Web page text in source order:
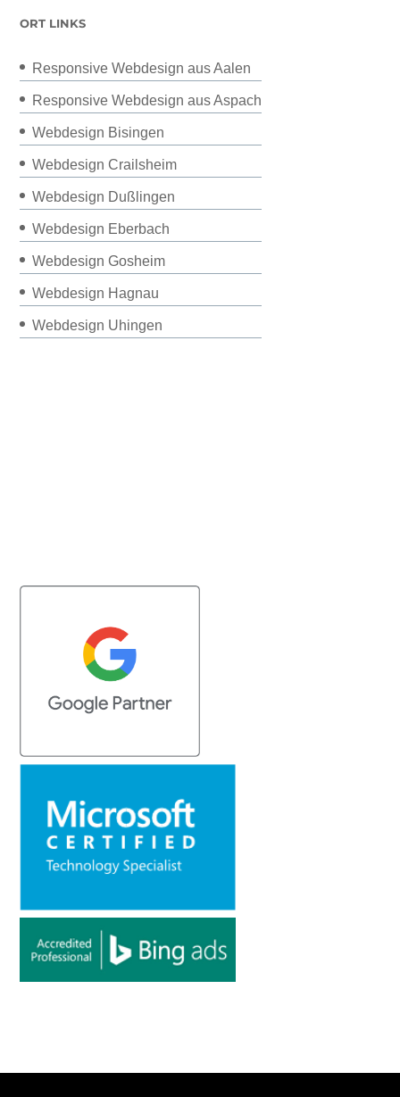
ORT LINKS
Responsive Webdesign aus Aalen
Responsive Webdesign aus Aspach
Webdesign Bisingen
Webdesign Crailsheim
Webdesign Dußlingen
Webdesign Eberbach
Webdesign Gosheim
Webdesign Hagnau
Webdesign Uhingen